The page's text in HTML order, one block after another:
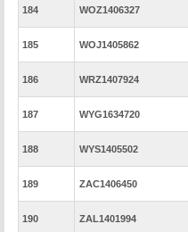
184 WOZ1406327
185 WOJ1405862
186 WRZ1407924
187 WYG1634720
188 WYS1405502
189 ZAC1406450
190 ZAL1401994